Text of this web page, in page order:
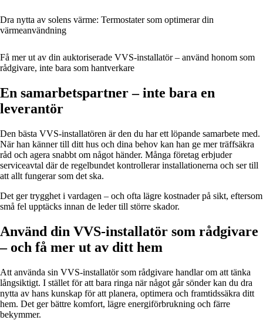
Dra nytta av solens värme: Termostater som optimerar din
värmeanvändning
Få mer ut av din auktoriserade VVS-installatör – använd honom som
rådgivare, inte bara som hantverkare
En samarbetspartner – inte bara en
leverantör
Den bästa VVS-installatören är den du har ett löpande samarbete med.
När han känner till ditt hus och dina behov kan han ge mer träffsäkra
råd och agera snabbt om något händer. Många företag erbjuder
serviceavtal där de regelbundet kontrollerar installationerna och ser till
att allt fungerar som det ska.
Det ger trygghet i vardagen – och ofta lägre kostnader på sikt, eftersom
små fel upptäcks innan de leder till större skador.
Använd din VVS-installatör som rådgivare
– och få mer ut av ditt hem
Att använda sin VVS-installatör som rådgivare handlar om att tänka
långsiktigt. I stället för att bara ringa när något går sönder kan du dra
nytta av hans kunskap för att planera, optimera och framtidssäkra ditt
hem. Det ger bättre komfort, lägre energiförbrukning och färre
bekymmer.